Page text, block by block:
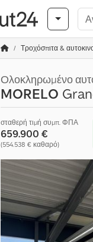
Τροχόσπιτα &
Ολοκληρωμένο
MORELO
σταθερή τιμή συμπ. ΦΠΑ
659.900 €
(554.538 € καθαρό)